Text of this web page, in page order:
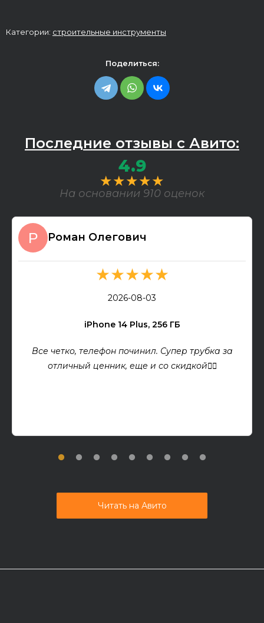
Категории: строительные инструменты
Поделиться:
Последние отзывы с Авито:
4.9
★★★★★
На основании 910 оценок
Роман Олегович
★★★★★
2026-08-03
iPhone 14 Plus, 256 ГБ
Все четко, телефон починил. Супер трубка за
отличный ценник, еще и со скидкой👍🏻
Читать на Авито